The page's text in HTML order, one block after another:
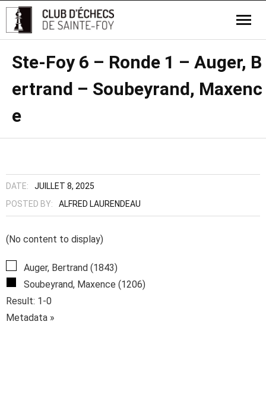
Ste-Foy 6 – Ronde 1 – Auger, B
ertrand – Soubeyrand, Maxenc
e
DATE:
JUILLET 8, 2025
POSTED BY:
ALFRED LAURENDEAU
(No content to display)
Auger, Bertrand (1843)
Soubeyrand, Maxence (1206)
Result: 1-0
Metadata »